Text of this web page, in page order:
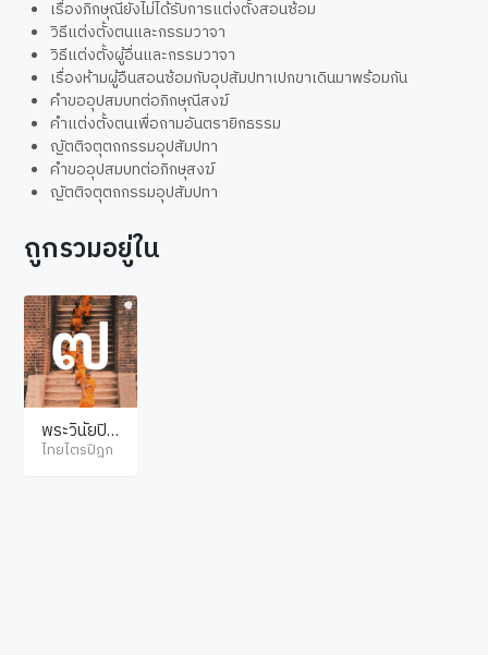
เรื่องภิกษุณียังไม่ได้รับการแต่งตั้งสอนซ้อม
วิธีแต่งตั้งตนและกรรมวาจา
วิธีแต่งตั้งผู้อื่นและกรรมวาจา
เรื่องห้ามผู้อืนสอนซ้อมกับอุปสัมปทาเปกขาเดินมาพร้อมกัน
คำขออุปสมบทต่อภิกษุณีสงฆ์
คำแต่งตั้งตนเพื่อถามอันตรายิกธรรม
ญัตติจตุตถกรรมอุปสัมปทา
คำขออุปสมบทต่อภิกษุสงฆ์
ญัตติจตุตถกรรมอุปสัมปทา
ถูกรวมอยู่ใน
พระวินัยปิฎ
ก จูฬวรรค
ไทยไตรปิฎก